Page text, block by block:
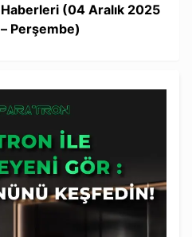
Haberleri (04 Aralık 2025
– Perşembe)